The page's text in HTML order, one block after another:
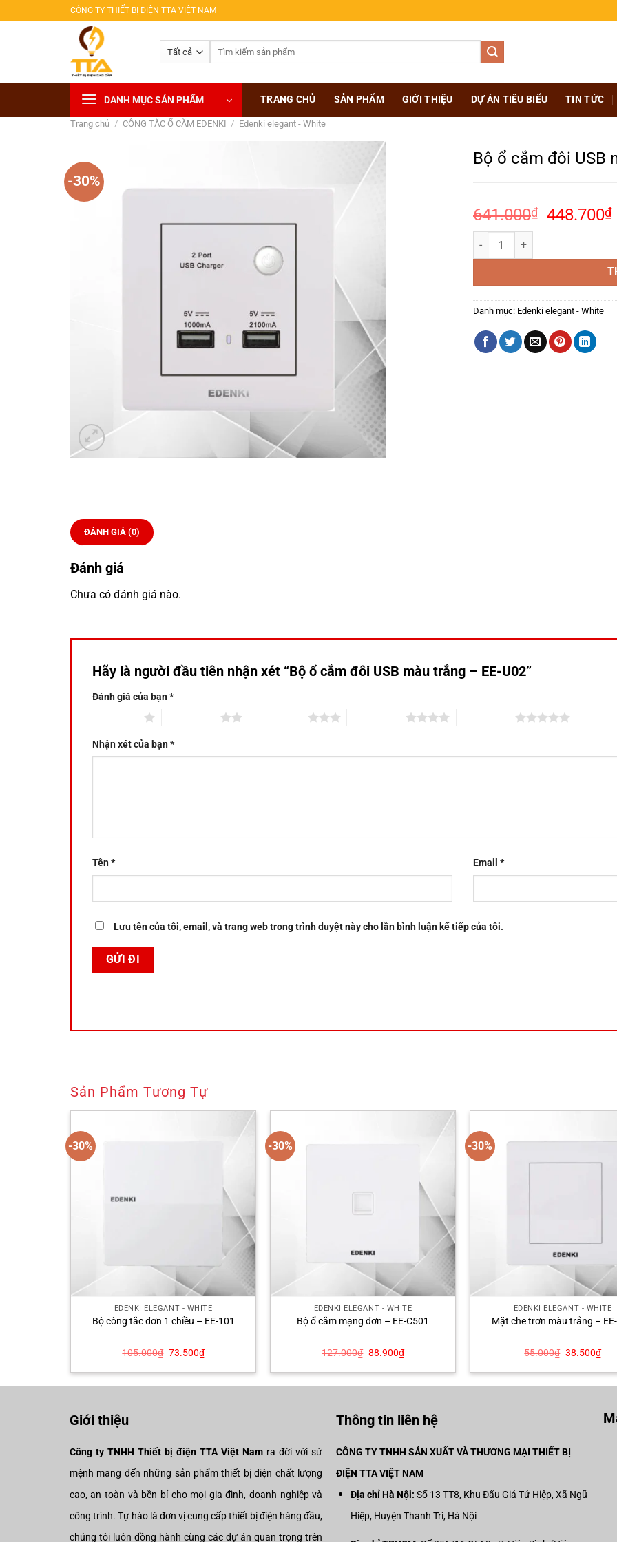
qua
CÔNG TY THIẾT BỊ ĐIỆN TTA VIỆT NAM
DANH MỤC SẢN PHẨM TRANG CHỦ SẢN PHẨM GIỚI THIỆU DỰ ÁN TIÊU BIỂU TIN TỨC
Trang chủ / CÔNG TẮC Ổ CẮM EDENKI / Edenki elegant - White
-30%
Bộ ổ cắm đôi USB
641.000₫
Giá
448.700₫
Bộ ổ cắm đôi USB màu trắng –
Danh mục: Edenki elegant - White
ĐÁNH GIÁ (0)
Đánh giá
Chưa có đánh giá nào.
Hãy là người đầu tiên nhận xét “Bộ ổ cắm đôi USB màu trắng – EE-U02”
Đánh giá của bạn*
Nhận xét của bạn*
Tên* Email *
Lưu tên của tôi, email, và trang web trong trình duyệt này cho lần bình luận kế tiếp của tôi.
Sản Phẩm Tương Tự
-30%
EDENKI ELEGANT - WHITE
Bộ công tắc đơn 1 chiều – EE-101
105.000₫ Giá
là:
73.500₫Giá
tại
-30%
EDENKI ELEGANT - WHITE
Bộ ổ cắm mạng đơn – EE-C501
127.000₫ Giá
là:
88.900₫Giá
tại
-30%
EDENKI ELEGANT - WHITE
Mặt che trơn màu trắng –
55.000₫ Giá
là:
38.500₫Giá
tại
Giới thiệu
Công ty TNHH Thiết bị điện TTA Việt Nam ra đời với sứ
mệnh mang đến những sản phẩm thiết bị điện chất lượng
cao, an toàn và bền bỉ cho mọi gia đình, doanh nghiệp và
công trình. Tự hào là đơn vị cung cấp thiết bị điện hàng đầu,
chúng tôi luôn đồng hành cùng các dự án quan trọng trên
Thông tin liên hệ
CÔNG TY TNHH SẢN XUẤT VÀ THƯƠNG MẠI THIẾT BỊ
ĐIỆN TTA VIỆT NAM
Địa chỉ Hà Nội: Số 13 TT8, Khu Đấu Giá Tứ Hiệp, Xã Ngũ
Hiệp, Huyện Thanh Trì, Hà Nội